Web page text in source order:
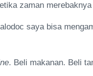
zaman
saya bisa
. Beli makanan. Beli